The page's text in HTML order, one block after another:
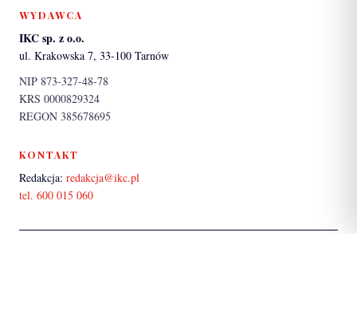
WYDAWCA
IKC sp. z o.o.
ul. Krakowska 7, 33-100 Tarnów
NIP 873-327-48-78
KRS 0000829324
REGON 385678695
KONTAKT
Redakcja: redakcja@ikc.pl
tel. 600 015 060